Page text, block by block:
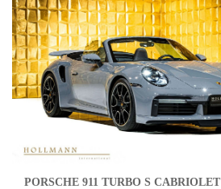
PORSCHE 911 TURBO S CABRIOLET